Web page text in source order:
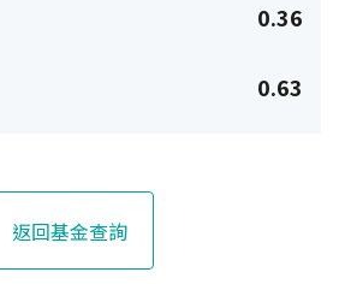
0.36
0.63
返回基金查詢